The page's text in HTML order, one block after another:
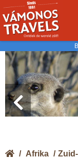
/ Afrika /